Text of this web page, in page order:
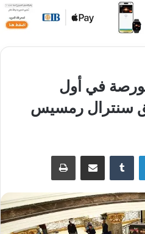
في أول
سنترال رمسيس
لينكدإن مشاركة عبر البريد طباعة